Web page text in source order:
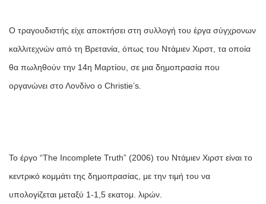
Ο τραγουδιστής είχε αποκτήσει στη συλλογή του έργα σύγχρονων
καλλιτεχνών από τη Βρετανία, όπως του Ντάμιεν Χιρστ, τα οποία
θα πωληθούν την 14η Μαρτίου, σε μια δημοπρασία που
οργανώνει στο Λονδίνο ο Christie’s.
Το έργο “The Incomplete Truth” (2006) του Ντάμιεν Χιρστ είναι το
κεντρικό κομμάτι της δημοπρασίας, με την τιμή του να
υπολογίζεται μεταξύ 1-1,5 εκατομ. λιρών.